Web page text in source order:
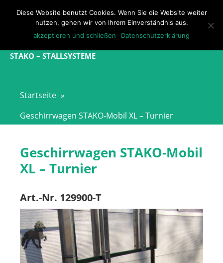
STAKO – STALLSYSTEME
Startseite »
Geschirrwagen STAKO-Mobil XL – Turnier
Geschirrwagen STAKO-Mobil
XL – Turnier
Art.-Nr. 129900-T
Diese Website benutzt Cookies. Wenn Sie die Website weiter
nutzen, gehen wir von Ihrem Einverständnis aus.
akzeptieren und schließen
Datenschutzerklärung